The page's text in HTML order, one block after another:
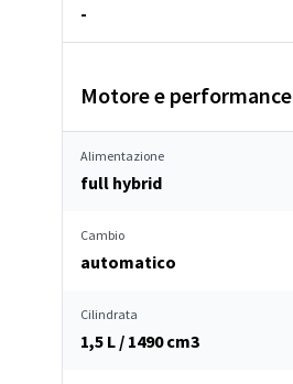
-
Motore e performance
Alimentazione
full hybrid
Cambio
automatico
Cilindrata
1,5 L / 1490 cm3